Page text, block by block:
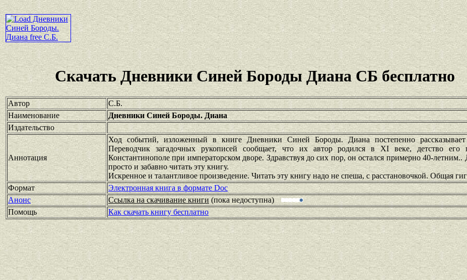
Скачать Дневники Синей Бороды Диана СБ бесплатно
Автор
С.Б.
Наименование
Дневники Синей Бороды. Диана
Издательство
Аннотация
Ход событий, изложенный в книге Дневники Синей Бороды. Диана постепенно
Переводчик загадочных рукописей сообщает, что их автор родился в XI веке, детство
Константинополе при императорском дворе. Здравствуя до сих пор, он остался примерно 40-летним..
просто и забавно читать эту книгу.
Искренное и талантливое произведение. Читать эту книгу надо не спеша, с расстановочкой. Общая
Формат
Электронная книга в формате Doc
Анонс
Ссылка на скачивание книги(пока недоступна)
Помощь
Как скачать книгу бесплатно